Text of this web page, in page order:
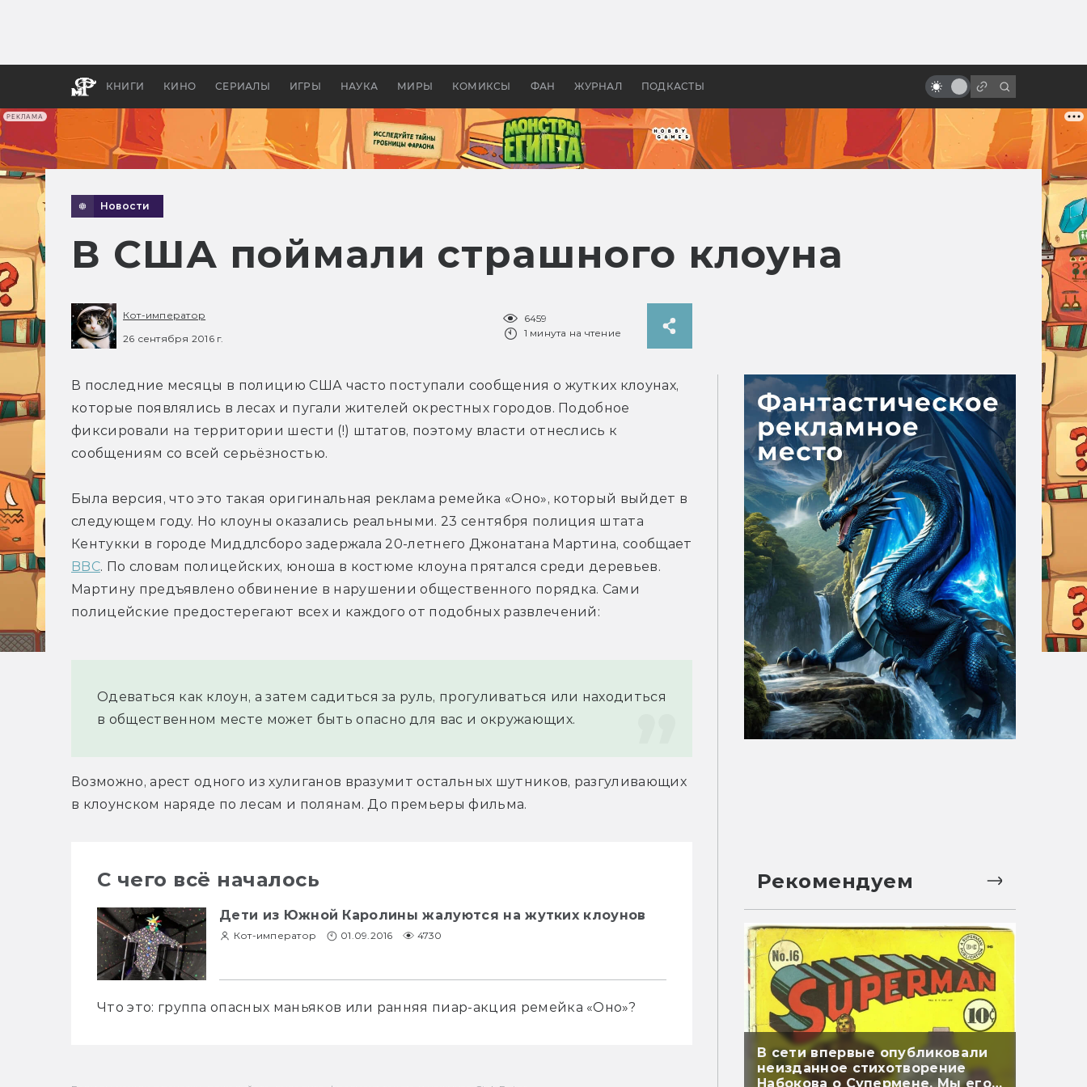
РЕКЛАМА
КНИГИ КИНО СЕРИАЛЫ ИГРЫ НАУКА МИРЫ КОМИКСЫ ФАН ЖУРНАЛ ПОДКАСТЫ
бы «Властелина колец»
Древней Грецией
науки
Новости
В США поймали страшного клоуна
Кот-император
26 сентября 2016 г.
6459
1 минута на чтение
В последние месяцы в полицию США часто поступали сообщения о жутких клоунах,
которые появлялись в лесах и пугали жителей окрестных городов. Подобное
фиксировали на территории шести (!) штатов, поэтому власти отнеслись к
сообщениям со всей серьёзностью.
Была версия, что это такая оригинальная реклама ремейка «Оно», который выйдет в
следующем году. Но клоуны оказались реальными. 23 сентября полиция штата
BBC. По словам полицейских, юноша в костюме клоуна прятался среди деревьев.
Мартину предъявлено обвинение в нарушении общественного порядка. Сами
полицейские предостерегают всех и каждого от подобных развлечений:
Одеваться как клоун, а затем садиться за руль, прогуливаться или находиться
в общественном месте может быть опасно для вас и окружающих.
Возможно, арест одного из хулиганов вразумит остальных шутников, разгуливающих
в клоунском наряде по лесам и полянам. До премьеры фильма.
С чего всё началось
Дети из Южной Каролины жалуются на жутких клоунов
Кот-император 01.09.2016 4730
Что это: группа опасных маньяков или ранняя пиар-акция ремейка «Оно»?
Рекомендуем
В сети впервые опубликовали
неизданное стихотворение
Набокова о Супермене. Мы его